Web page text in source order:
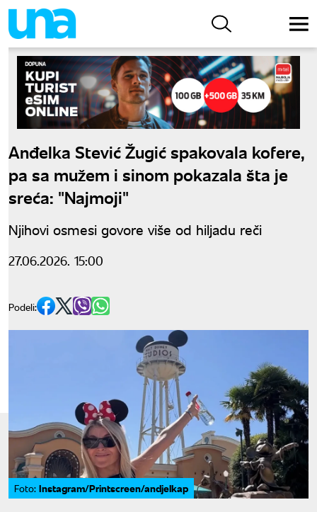
Anđelka Stević Žugić spakovala kofere,
pa sa mužem i sinom pokazala šta je
sreća: "Najmoji"
Njihovi osmesi govore više od hiljadu reči
27.06.2026. 15:00
Podeli:
Foto: Instagram/Printscreen/andjelkap